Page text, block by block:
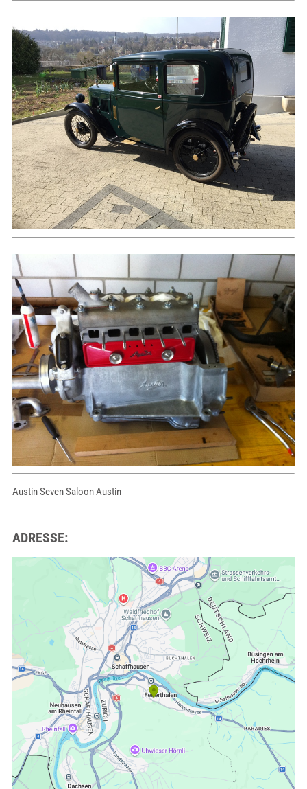
Austin Seven Saloon Austin
ADRESSE: